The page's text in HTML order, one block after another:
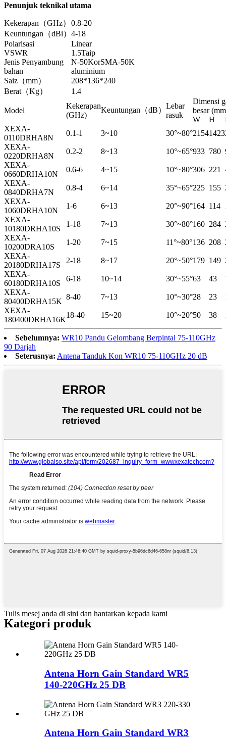
Penunjuk teknikal utama
Kekerapan（GHz） 0.8-20
Keuntungan（dBi） 4-18
Polarisasi
Linear
VSWR
1.5Taip
Jenis Penyambung
N-50KorSMA-50K
bahan
aluminium
Saiz（mm）
208*136*240
Berat（Kg）
1.4
Model
Kekerapan
(GHz)
Keuntungan（dB） Lebar
rasuk
Dimensi
besar
W
H
XEXA-
0110DRHA8N
0.1-1 3~10 30°~80°21541423
XEXA-
0220DRHA8N
0.2-2 8~13 10°~65°933 780
XEXA-
0660DRHA10N
0.6-6 4~15 10°~80°306 221
XEXA-
0840DRHA7N
0.8-4 6~14 35°~65°225 155
XEXA-
1060DRHA10N
1-6 6~13 20°~90°164 114
XEXA-
10180DRHA10S
1-18 7~13 30°~80°160 284
XEXA-
10200DRA10S
1-20 7~15 11°~80°136 208
XEXA-
20180DRHA17S
2-18 8~17 20°~50°179 149
XEXA-
60180DRHA10S
6-18 10~14 30°~55°63 43
XEXA-
80400DRHA15K
8-40 7~13 10°~30°28 23
XEXA-
180400DRHA16K
18-40 15~20 10°~20°50 38
Sebelumnya: WR10 Pandu Gelombang Berpintal 75-110GHz
90 Darjah
Seterusnya: Antena Tanduk Kon WR10 75-110GHz 20 dB
Tulis mesej anda di sini dan hantarkan kepada kami
Kategori produk
Antena Horn Gain Standard WR5
140-220GHz 25 DB
Antena Horn Gain Standard WR3